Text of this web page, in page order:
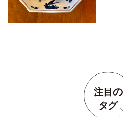
注目の
タグ